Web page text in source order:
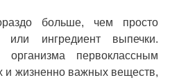
больше, чем просто
или ингредиент выпечки.
первоклассным
и жизненно важных веществ,